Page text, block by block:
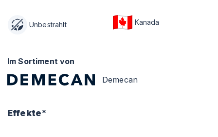
Unbestrahlt Kanada
Im Sortiment von
Demecan
Effekte*